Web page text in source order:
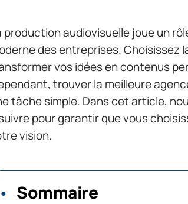
production audiovisuelle joue un
des entreprises. Choisissez
vos idées en contenus
trouver la meilleure
tâche simple. Dans cet article,
pour garantir que vous
vision.
Sommaire